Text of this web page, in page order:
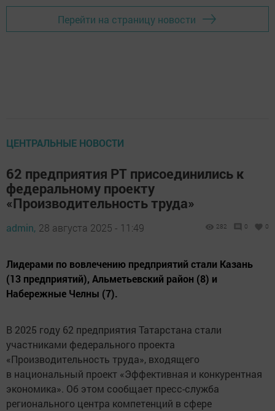
Перейти на страницу новости
ЦЕНТРАЛЬНЫЕ НОВОСТИ
62 предприятия РТ присоединились к
федеральному проекту
«Производительность труда»
admin, 28 августа 2025 - 11:49 282 0 0
Лидерами по вовлечению предприятий стали Казань
(13 предприятий), Альметьевский район (8) и
Набережные Челны (7).
В 2025 году 62 предприятия Татарстана стали
участниками федерального проекта
«Производительность труда», входящего
в национальный проект «Эффективная и конкурентная
экономика». Об этом сообщает пресс-служба
регионального центра компетенций в сфере